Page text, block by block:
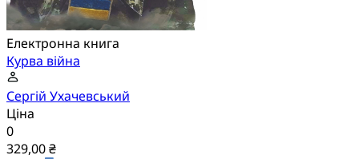
Електронна книга
Курва війна
Сергій Ухачевський
Ціна
0
329,00 ₴